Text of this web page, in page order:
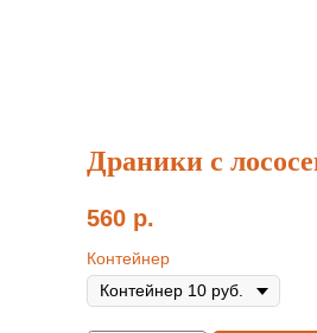
Драники с
560 р.
Контейнер